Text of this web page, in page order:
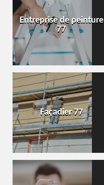
Entreprise de peinture
77
Façadier 77